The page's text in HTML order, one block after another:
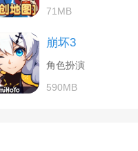
71MB
崩坏3
角色扮演
590MB